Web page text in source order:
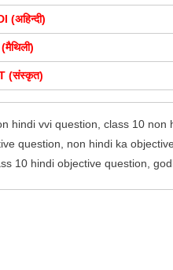
(अहिन्दी)
(संस्कृत)
hindi vvi question, class 10
question, non hindi ka
10 hindi objective question,